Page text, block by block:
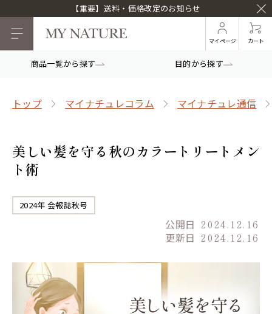
【重要】送料・価格改定のお知らせ
マイページ カート
商品一覧から探す 目的から探す
トップ マイナチュレコラム マイナチュレ通信
美しい髪を守る秋のカラートリートメン
ト術
2024年 会報誌秋号
公開日 2024.12.16
更新日 2024.12.16